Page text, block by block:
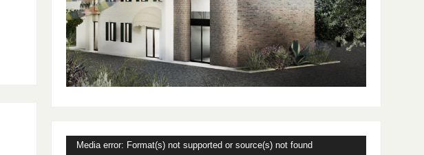
Video
Media error: Format(s) not supported or source(s) not found